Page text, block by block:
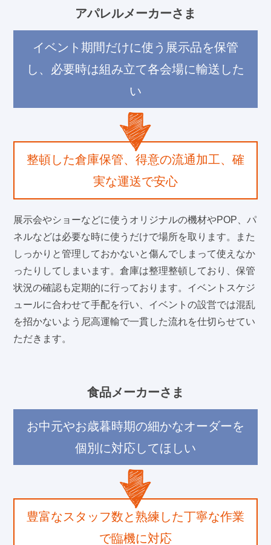
アパレルメーカーさま
イベント期間だけに使う展示品を保管
し、必要時は組み立て各会場に輸送した
い
整頓した倉庫保管、得意の流通加工、確
実な運送で安心
展示会やショーなどに使うオリジナルの機材やPOP、パ
ネルなどは必要な時に使うだけで場所を取ります。また
しっかりと管理しておかないと傷んでしまって使えなか
ったりしてしまいます。倉庫は整理整頓しており、保管
状況の確認も定期的に行っております。イベントスケジ
ュールに合わせて手配を行い、イベントの設営では混乱
を招かないよう尼高運輸で一貫した流れを仕切らせてい
ただきます。
食品メーカーさま
お中元やお歳暮時期の細かなオーダーを
個別に対応してほしい
豊富なスタッフ数と熟練した丁寧な作業
で臨機に対応